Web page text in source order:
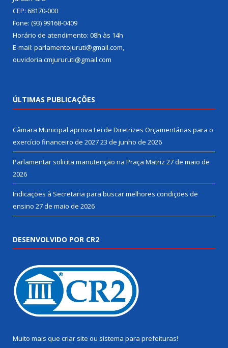
CEP: 68170-000
Fone: (93) 99168-0409
Horário de atendimento: 08h às 14h
E-mail: parlamentojuruti@gmail.com,
ouvidoria.cmjururuti@gmail.com
ÚLTIMAS PUBLICAÇÕES
Câmara Municipal aprova Lei de Diretrizes Orçamentárias para o
exercício financeiro de 202723 de junho de 2026
Parlamentar solicita manutenção na Praça Matriz 27 de maio de
2026
Indicações à Secretaria para buscar melhores condições de
ensino 27 de maio de 2026
DESENVOLVIDO POR CR2
Muito mais que criar site ou sistema para prefeituras!